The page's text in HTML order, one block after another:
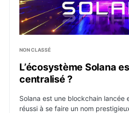
NON CLASSÉ
L’écosystème Solana
centralisé ?
Solana est une blockchain lancée
réussi à se faire un nom